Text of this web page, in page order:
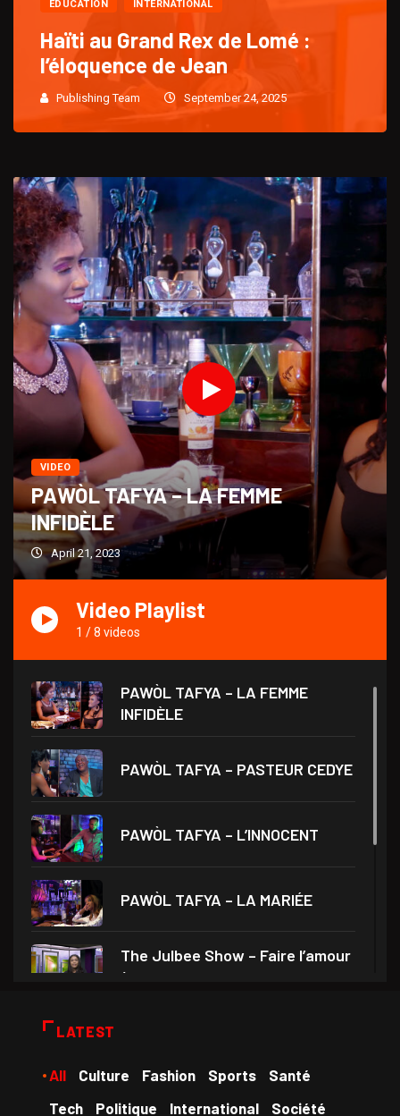
EDUCATION INTERNATIONAL
Haïti au Grand Rex de Lomé :
l’éloquence de Jean
Publishing Team September 24, 2025
VIDEO
PAWÒL TAFYA – LA FEMME
INFIDÈLE
April 21, 2023
Video Playlist
1 /8 videos
PAWÒL TAFYA – LA FEMME
INFIDÈLE
PAWÒL TAFYA – PASTEUR CEDYE
PAWÒL TAFYA – L’INNOCENT
PAWÒL TAFYA – LA MARIÉE
The Julbee Show – Faire l’amour
à son
LATEST
All Culture Fashion Sports
Santé
Tech
Politique International Société